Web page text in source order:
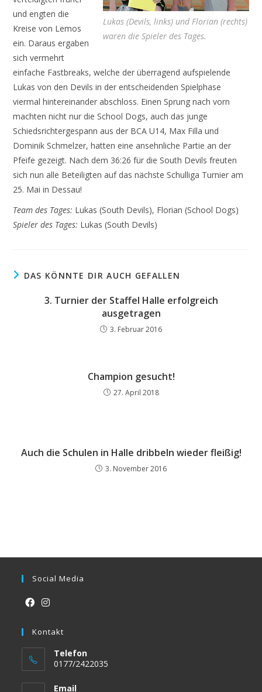
Lukas (Devils, links) und Florian (rechts)
waren die Spieler des Tages.
und engten die
Kreise von Lemos
ein. Daraus ergaben
sich vermehrt
einfache Fastbreaks, welche der überragend aufspielende
Lukas von den Devils in der entscheidenden Spielphase
viermal hintereinander abschloss. Einen Sprung nach vorn
machten nicht nur die School Dogs, auch das junge
Schiedsrichtergespann aus der BCA U14, Max Filla und
Dominik Schmelzer, hatten eine ansehnliche Partie an der
Pfeife gezeigt. Nach dem 36:26 für die South Devils freuten
sich nun alle Beteiligten auf das nächste Schulliga Turnier am
25. Mai in Dessau!
Team des Tages: Lukas (South Devils), Florian (School Dogs)
Spieler des Tages: Lukas (South Devils)
DAS KÖNNTE DIR AUCH GEFALLEN
3. Turnier der Staffel Halle erfolgreich
ausgetragen
3. Februar 2016
Champion gesucht!
27. April 2018
Auch die Schulen in Halle dribbeln wieder fleißig!
3. November 2016
Social Media
a
new
in
a
new
Kontakt
Telefon
0177/2422035
Email